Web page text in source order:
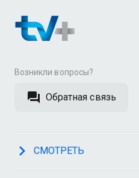
Возникли вопросы?
Обратная связь
СМОТРЕТЬ